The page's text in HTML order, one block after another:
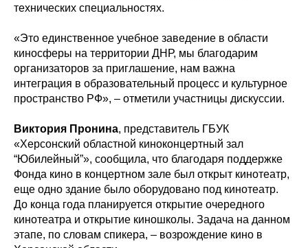
технических специальностях.
«Это единственное учебное заведение в области
киносферы на территории ДНР, мы благодарим
организаторов за приглашение, нам важна
интеграция в образовательный процесс и культурное
пространство РФ», – отметили участницы дискуссии.
Виктория Пронина, представитель ГБУК
«Херсонский областной киноконцертный зал
“Юбилейный”», сообщила, что благодаря поддержке
Фонда кино в концертном зале был открыт кинотеатр,
еще одно здание было оборудовано под кинотеатр.
До конца года планируется открытие очередного
кинотеатра и открытие киношколы. Задача на данном
этапе, по словам спикера, – возрождение кино в